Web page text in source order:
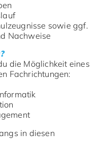
sowie ggf.
Nachweise
die Möglichkeit eines
Fachrichtungen:
in diesen